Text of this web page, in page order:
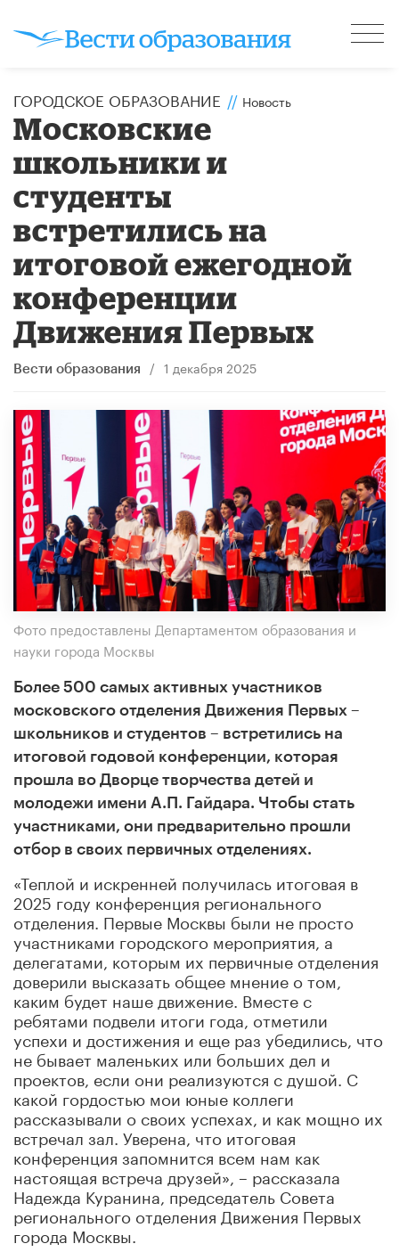
ГОРОДСКОЕ ОБРАЗОВАНИЕ // Новость
Московские
школьники и
студенты
встретились на
итоговой ежегодной
конференции
Движения Первых
Вести образования / 1 декабря 2025
Фото предоставлены Департаментом образования и
науки города Москвы
Более 500 самых активных участников
московского отделения Движения Первых –
школьников и студентов – встретились на
итоговой годовой конференции, которая
прошла во Дворце творчества детей и
молодежи имени А.П. Гайдара. Чтобы стать
участниками, они предварительно прошли
отбор в своих первичных отделениях.
«Теплой и искренней получилась итоговая в
2025 году конференция регионального
отделения. Первые Москвы были не просто
участниками городского мероприятия, а
делегатами, которым их первичные отделения
доверили высказать общее мнение о том,
каким будет наше движение. Вместе с
ребятами подвели итоги года, отметили
успехи и достижения и еще раз убедились, что
не бывает маленьких или больших дел и
проектов, если они реализуются с душой. С
какой гордостью мои юные коллеги
рассказывали о своих успехах, и как мощно их
встречал зал. Уверена, что итоговая
конференция запомнится всем нам как
настоящая встреча друзей», – рассказала
Надежда Куранина, председатель Совета
регионального отделения Движения Первых
города Москвы.